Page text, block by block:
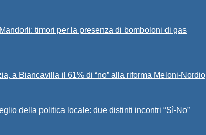
timori per la presenza di bomboloni di gas
a Biancavilla il 61% di “no” alla riforma Meloni-Nordio
della politica locale: due distinti incontri “Sì-No”